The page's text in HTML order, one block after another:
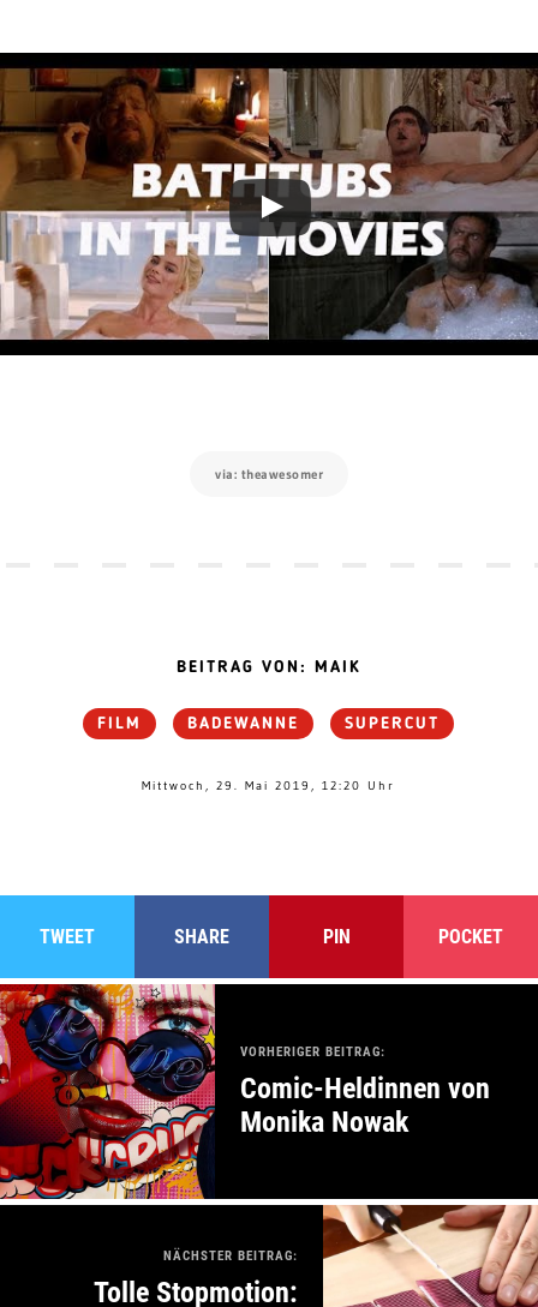
via: theawesomer
BEITRAG VON: MAIK
FILM BADEWANNE SUPERCUT
Mittwoch, 29. Mai 2019, 12:20 Uhr
TWEET SHARE PIN POCKET
VORHERIGER BEITRAG:
Comic-Heldinnen von
Monika Nowak
NÄCHSTER BEITRAG:
Tolle Stopmotion: